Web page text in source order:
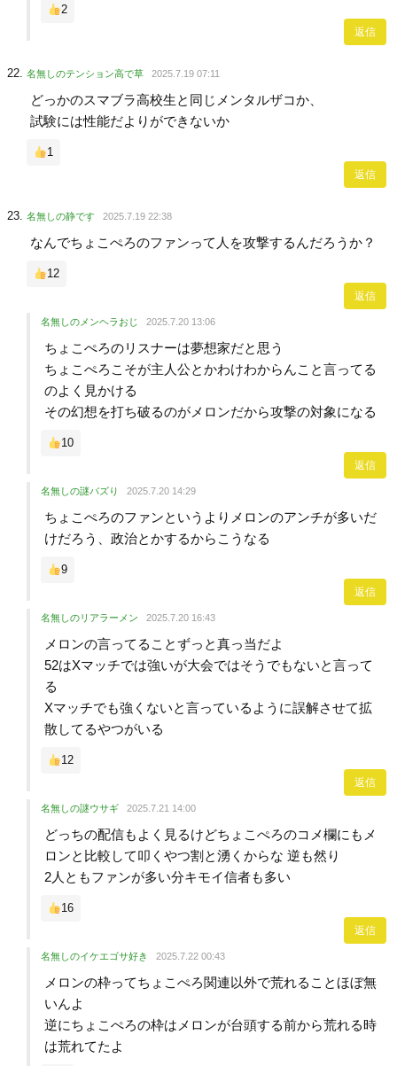
2
返信
名無しのテンション高で草 2025.7.19 07:11
どっかのスマブラ高校生と同じメンタルザコか、
試験には性能だよりができないか
1
返信
名無しの静です 2025.7.19 22:38
なんでちょこぺろのファンって人を攻撃するんだろうか？
12
返信
名無しのメンヘラおじ 2025.7.20 13:06
ちょこぺろのリスナーは夢想家だと思う
ちょこぺろこそが主人公とかわけわからんこと言ってる
のよく見かける
その幻想を打ち破るのがメロンだから攻撃の対象になる
10
返信
名無しの謎バズり 2025.7.20 14:29
ちょこぺろのファンというよりメロンのアンチが多いだ
けだろう、政治とかするからこうなる
9
返信
名無しのリアラーメン 2025.7.20 16:43
メロンの言ってることずっと真っ当だよ
52はXマッチでは強いが大会ではそうでもないと言って
る
Xマッチでも強くないと言っているように誤解させて拡
散してるやつがいる
12
返信
名無しの謎ウサギ 2025.7.21 14:00
どっちの配信もよく見るけどちょこぺろのコメ欄にもメ
ロンと比較して叩くやつ割と湧くからな 逆も然り
2人ともファンが多い分キモイ信者も多い
16
返信
名無しのイケエゴサ好き 2025.7.22 00:43
メロンの枠ってちょこぺろ関連以外で荒れることほぼ無
いんよ
逆にちょこぺろの枠はメロンが台頭する前から荒れる時
は荒れてたよ